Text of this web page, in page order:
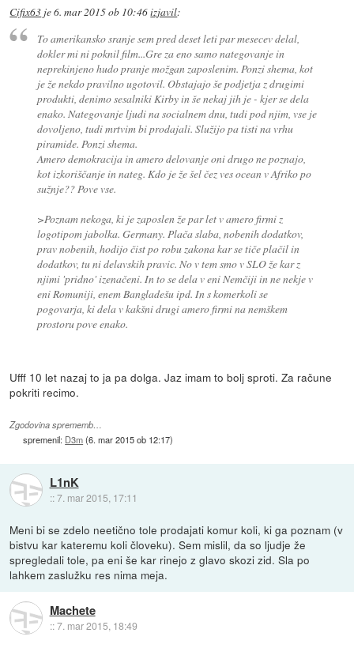
Cifix63 je6. mar 2015 ob 10:46izjavil:
To amerikansko sranje sem pred deset leti par mesecev delal,
dokler mi ni poknil film...Gre za eno samo nategovanje in
neprekinjeno hudo pranje možgan zaposlenim. Ponzi shema, kot
je že nekdo pravilno ugotovil. Obstajajo še podjetja z drugimi
produkti, denimo sesalniki Kirby in še nekaj jih je - kjer se dela
enako. Nategovanje ljudi na socialnem dnu, tudi pod njim, vse je
dovoljeno, tudi mrtvim bi prodajali. Služijo pa tisti na vrhu
piramide. Ponzi shema.
Amero demokracija in amero delovanje oni drugo ne poznajo,
kot izkoriščanje in nateg. Kdo je že šel čez ves ocean v Afriko po
sužnje?? Pove vse.
>Poznam nekoga, ki je zaposlen že par let v amero firmi z
logotipom jabolka. Germany. Plača slaba, nobenih dodatkov,
prav nobenih, hodijo čist po robu zakona kar se tiče plačil in
dodatkov, tu ni delavskih pravic. No v tem smo v SLO že kar z
njimi 'pridno' izenačeni. In to se dela v eni Nemčiji in ne nekje v
eni Romuniji, enem Bangladešu ipd. In s komerkoli se
pogovarja, ki dela v kakšni drugi amero firmi na nemškem
prostoru pove enako.
Ufff 10 let nazaj to ja pa dolga. Jaz imam to bolj sproti. Za račune
pokriti recimo.
Zgodovina sprememb…
spremenil: D3m(6. mar 2015 ob 12:17)
L1nK
::7. mar 2015, 17:11
Meni bi se zdelo neetično tole prodajati komur koli, ki ga poznam (v
bistvu kar kateremu koli človeku). Sem mislil, da so ljudje že
spregledali tole, pa eni še kar rinejo z glavo skozi zid. Sla po
lahkem zaslužku res nima meja.
Machete
::7. mar 2015, 18:49